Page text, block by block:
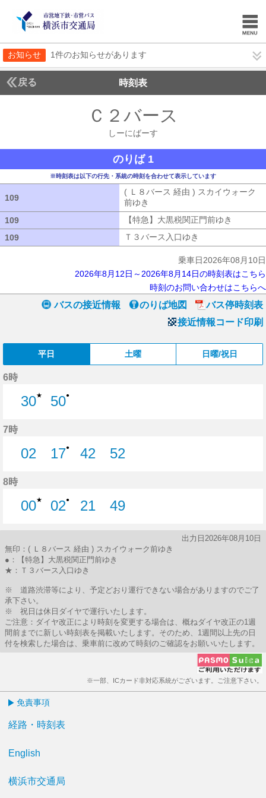
お知らせ 1件のお知らせがあります
戻る 時刻表
Ｃ２バース
しーにばーす
のりば 1
※時刻表は以下の行先・系統の時刻を合わせて表示しています
109
( Ｌ８バース 経由 ) スカイウォーク
前ゆき
109
【特急】大黒税関正門前ゆき
109
Ｔ３バース入口ゆき
乗車日2026年08月10日
2026年8月12日～2026年8月14日の時刻表はこちら
時刻のお問い合わせはこちらへ
バスの接近情報 のりば地図
バス停時刻表
接近情報コード印刷
平日 土曜 日曜/祝日
6時
30★
50●
7時
02
17●
42
52
8時
00★
02●
21
49
出力日2026年08月10日
無印：( Ｌ８バース 経由 ) スカイウォーク前ゆき
●：【特急】大黒税関正門前ゆき
★：Ｔ３バース入口ゆき
※ 道路渋滞等により、予定どおり運行できない場合がありますのでご了
承下さい。
※ 祝日は休日ダイヤで運行いたします。
ご注意：ダイヤ改正により時刻を変更する場合は、概ねダイヤ改正の1週
間前までに新しい時刻表を掲載いたします。そのため、1週間以上先の日
付を検索した場合は、乗車前に改めて時刻のご確認をお願いいたします。
※一部、ICカード非対応系統がございます。ご注意下さい。
免責事項
経路・時刻表
English
横浜市交通局